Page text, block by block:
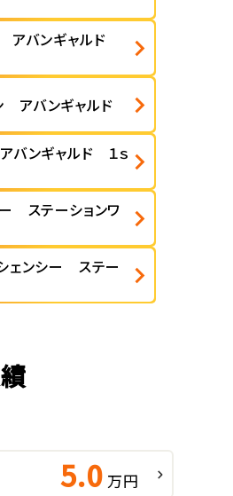
アバンギャルド
アバンギャルド
バンギャルド １ｓ
ステーションワ
ェンシー ステー
5.0 万円